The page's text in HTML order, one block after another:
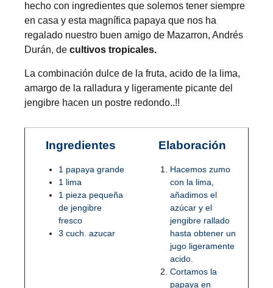
hecho con ingredientes que solemos tener siempre
en casa y esta magnífica papaya que nos ha
regalado nuestro buen amigo de Mazarron, Andrés
Durán, de cultivos tropicales.
La combinación dulce de la fruta, acido de la lima,
amargo de la ralladura y ligeramente picante del
jengibre hacen un postre redondo..!!
Ingredientes
1 papaya grande
1 lima
1 pieza pequeña
de jengibre
fresco
3 cuch. azucar
Elaboración
Hacemos zumo
con la lima,
añadimos el
azúcar y el
jengibre rallado
hasta obtener un
jugo ligeramente
acido.
Cortamos la
papaya en